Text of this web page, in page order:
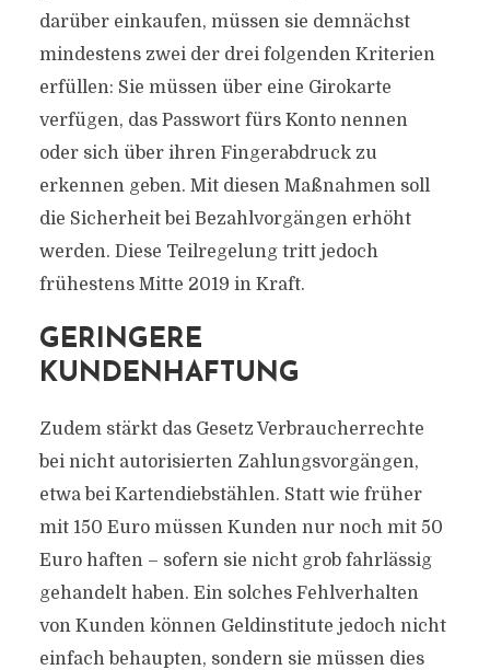
darüber einkaufen, müssen sie demnächst
mindestens zwei der drei folgenden Kriterien
erfüllen: Sie müssen über eine Girokarte
verfügen, das Passwort fürs Konto nennen
oder sich über ihren Fingerabdruck zu
erkennen geben. Mit diesen Maßnahmen soll
die Sicherheit bei Bezahlvorgängen erhöht
werden. Diese Teilregelung tritt jedoch
frühestens Mitte 2019 in Kraft.
GERINGERE
KUNDENHAFTUNG
Zudem stärkt das Gesetz Verbraucherrechte
bei nicht autorisierten Zahlungsvorgängen,
etwa bei Kartendiebstählen. Statt wie früher
mit 150 Euro müssen Kunden nur noch mit 50
Euro haften – sofern sie nicht grob fahrlässig
gehandelt haben. Ein solches Fehlverhalten
von Kunden können Geldinstitute jedoch nicht
einfach behaupten, sondern sie müssen dies